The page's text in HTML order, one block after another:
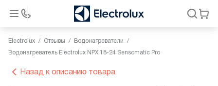
Electrolux Отзывы
Водонагреватели
Водонагреватель Electrolux NPX 18-24 Sensomatic Pro
Назад к описанию товара